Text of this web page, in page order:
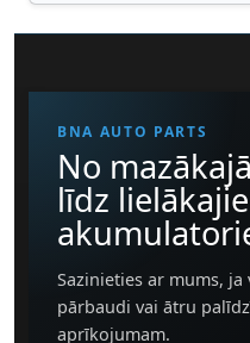
BNA AUTO PARTS
No
līdz
Sazinieties ar mums,
pārbaudi vai ātru
aprīkojumam.